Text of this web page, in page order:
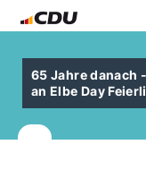
65 Jahre danach
an Elbe Day